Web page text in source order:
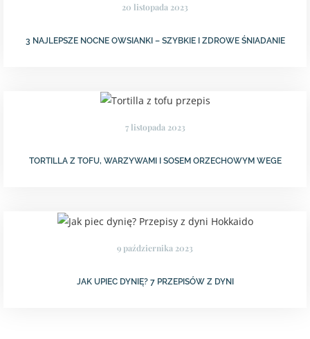
20 listopada 2023
3 NAJLEPSZE NOCNE OWSIANKI – SZYBKIE I ZDROWE ŚNIADANIE
7 listopada 2023
TORTILLA Z TOFU, WARZYWAMI I SOSEM ORZECHOWYM WEGE
9 października 2023
JAK UPIEC DYNIĘ? 7 PRZEPISÓW Z DYNI